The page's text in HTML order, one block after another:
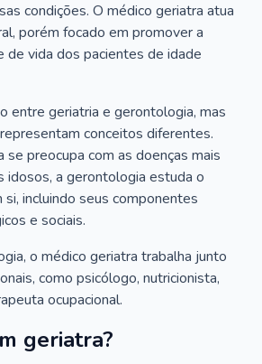
condições. O médico geriatra atua
porém focado em promover a
de vida dos pacientes de idade
entre geriatria e gerontologia, mas
conceitos diferentes.
se preocupa com as doenças mais
idosos, a gerontologia estuda o
incluindo seus componentes
e sociais.
o médico geriatra trabalha junto
como psicólogo, nutricionista,
ocupacional.
geriatra?